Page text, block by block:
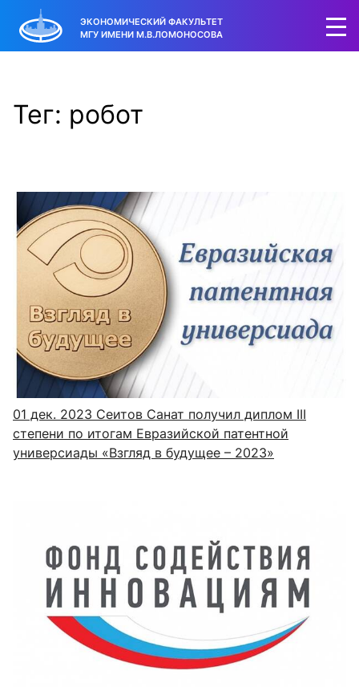
ЭКОНОМИЧЕСКИЙ ФАКУЛЬТЕТ
МГУ ИМЕНИ М.В.ЛОМОНОСОВА
Тег: робот
01 дек. 2023 Сеитов Санат получил диплом III
степени по итогам Евразийской патентной
универсиады «Взгляд в будущее – 2023»